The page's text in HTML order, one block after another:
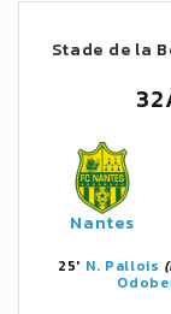
Stade de la
Nantes
25' N. Pallois